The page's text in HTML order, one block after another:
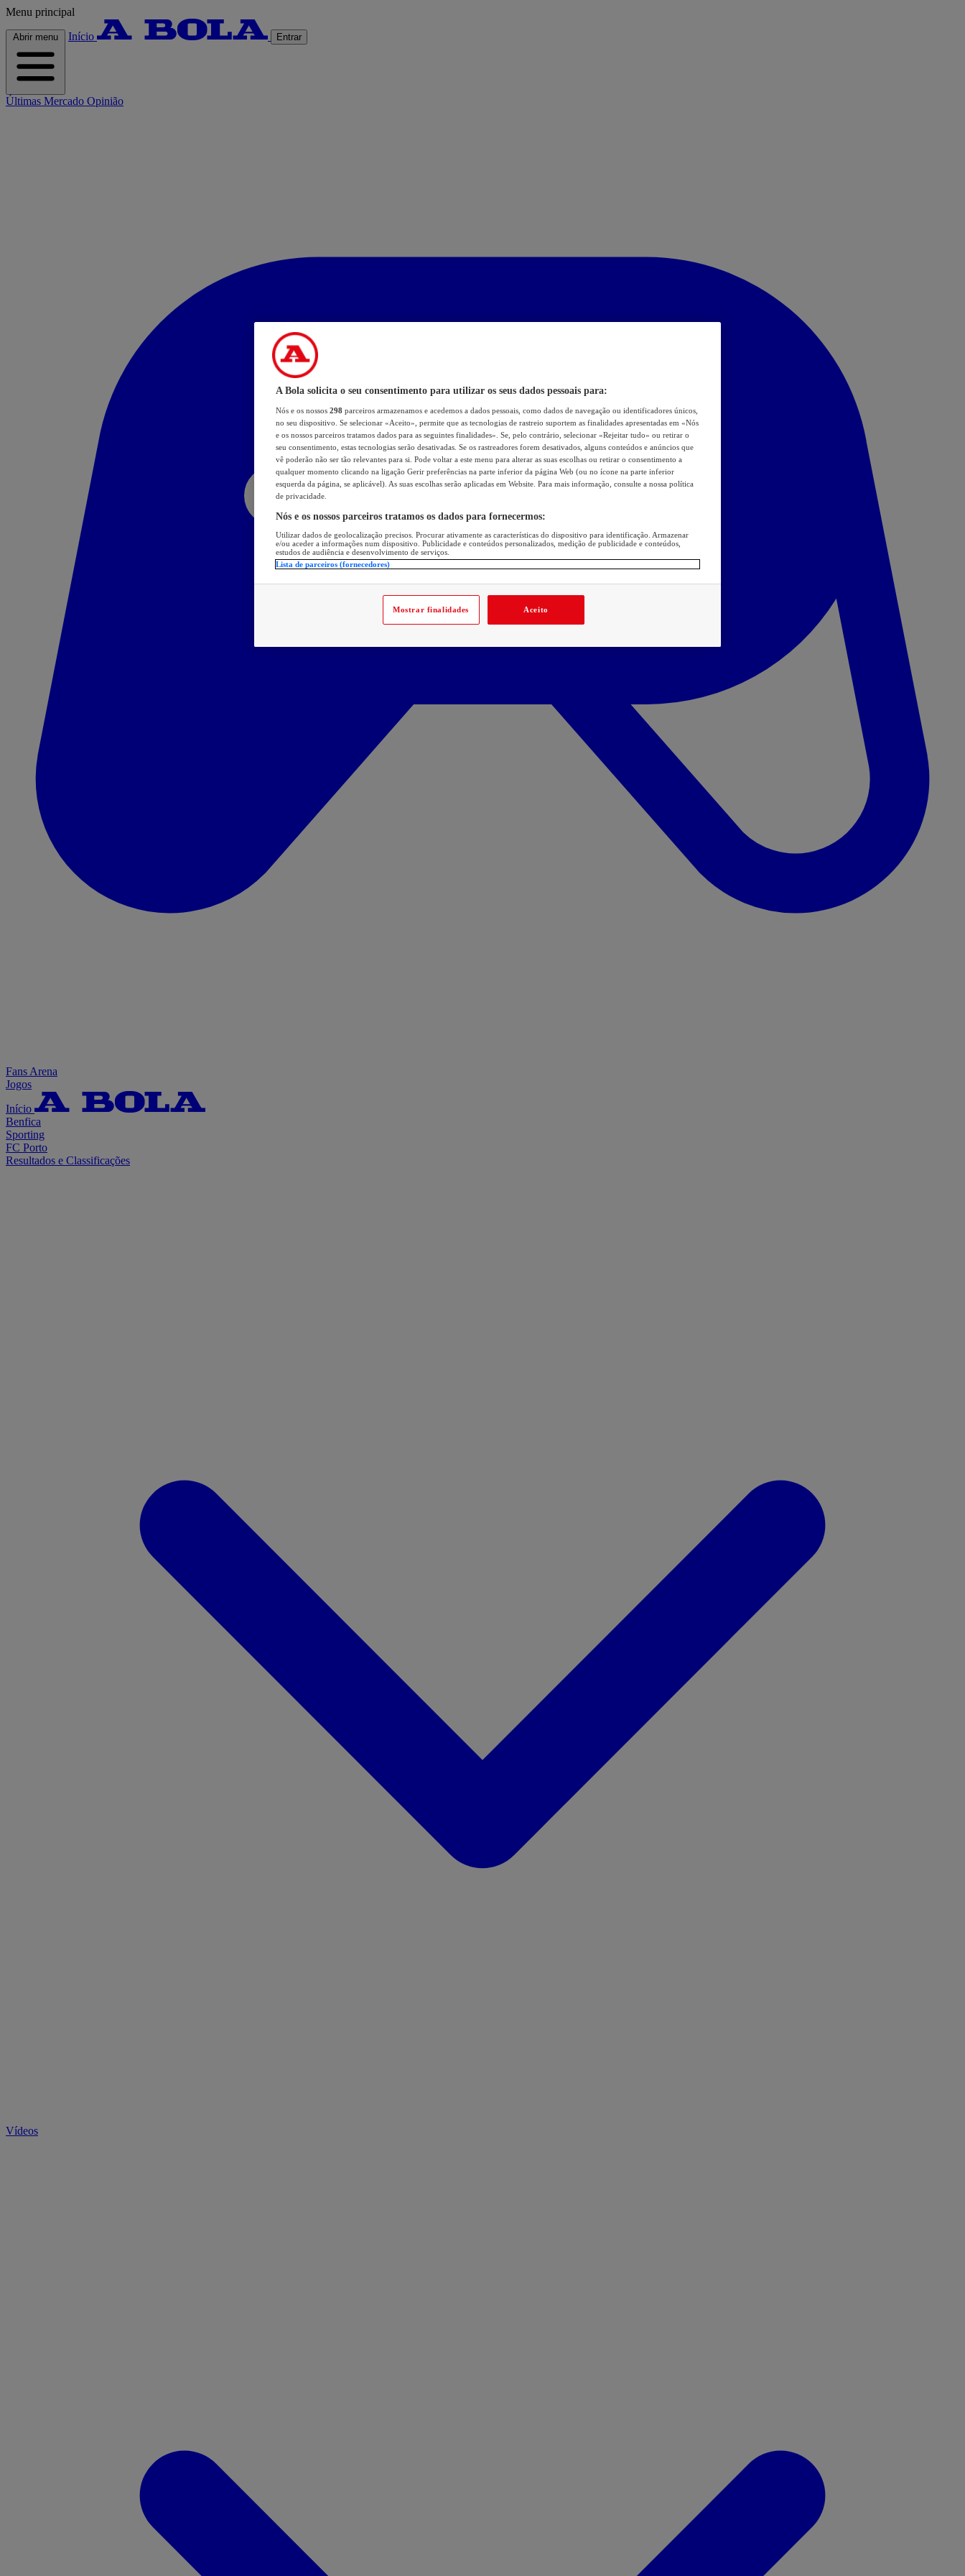
Menu principal
Abrir menu Início Entrar
Últimas Mercado Opinião
Fans Arena
Jogos
Início
Benfica
Sporting
FC Porto
Resultados e Classificações
Vídeos
A Bola solicita o seu consentimento para utilizar os seus dados pessoais para:
Nós e os nossos 298 parceiros armazenamos e acedemos a dados pessoais, como dados de navegação ou identificadores únicos,
no seu dispositivo. Se selecionar «Aceito», permite que as tecnologias de rastreio suportem as finalidades apresentadas em «Nós
e os nossos parceiros tratamos dados para as seguintes finalidades». Se, pelo contrário, selecionar «Rejeitar tudo» ou retirar o
seu consentimento, estas tecnologias serão desativadas. Se os rastreadores forem desativados, alguns conteúdos e anúncios que
vê poderão não ser tão relevantes para si. Pode voltar a este menu para alterar as suas escolhas ou retirar o consentimento a
qualquer momento clicando na ligação Gerir preferências na parte inferior da página Web (ou no ícone na parte inferior
esquerda da página, se aplicável). As suas escolhas serão aplicadas em Website. Para mais informação, consulte a nossa política
de privacidade.
Nós e os nossos parceiros tratamos os dados para fornecermos:
Utilizar dados de geolocalização precisos. Procurar ativamente as características do dispositivo para identificação. Armazenar
e/ou aceder a informações num dispositivo. Publicidade e conteúdos personalizados, medição de publicidade e conteúdos,
estudos de audiência e desenvolvimento de serviços.
Lista de parceiros (fornecedores)
Mostrar finalidades Aceito